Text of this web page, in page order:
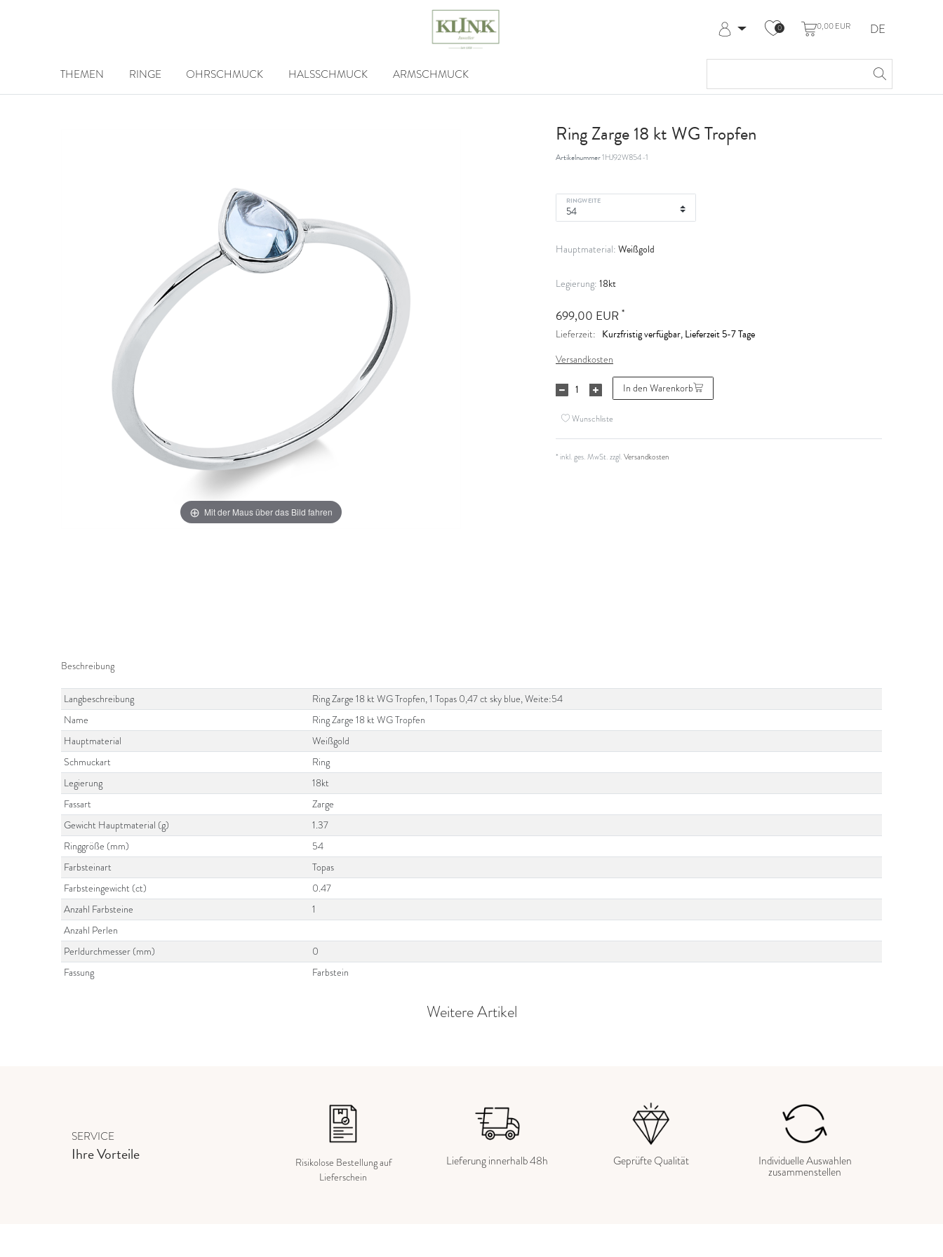
0 0,00 EUR DE
THEMEN RINGE OHRSCHMUCK HALSSCHMUCK ARMSCHMUCK
Mit der Maus über das Bild fahren
Ring Zarge 18 kt WG Tropfen
Artikelnummer1HJ92W854-1
RINGWEITE
Hauptmaterial: Weißgold
Legierung: 18kt
699,00 EUR *
Lieferzeit: Kurzfristig verfügbar, Lieferzeit 5-7 Tage
Versandkosten
In den Warenkorb
Wunschliste
* inkl. ges. MwSt. zzgl.Versandkosten
Beschreibung
Langbeschreibung
Ring Zarge 18 kt WG Tropfen, 1 Topas 0,47 ct sky blue, Weite:54
Name
Ring Zarge 18 kt WG Tropfen
Hauptmaterial
Weißgold
Schmuckart
Ring
Legierung
18kt
Fassart
Zarge
Gewicht Hauptmaterial (g)
1.37
Ringgröße (mm)
54
Farbsteinart
Topas
Farbsteingewicht (ct)
0.47
Anzahl Farbsteine
1
Anzahl Perlen
Perldurchmesser (mm)
0
Fassung
Farbstein
Weitere Artikel
SERVICE
Ihre Vorteile
Risikolose Bestellung auf
Lieferschein
Lieferung innerhalb 48h Geprüfte Qualität Individuelle Auswahlen
zusammenstellen